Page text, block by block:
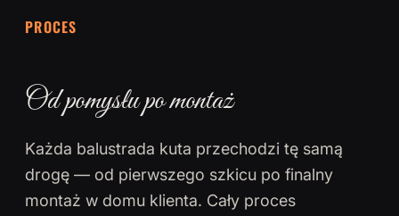
PROCES
Od pomysłu po montaż
Każda balustrada kuta przechodzi tę samą
drogę — od pierwszego szkicu po finalny
montaż w domu klienta. Cały proces